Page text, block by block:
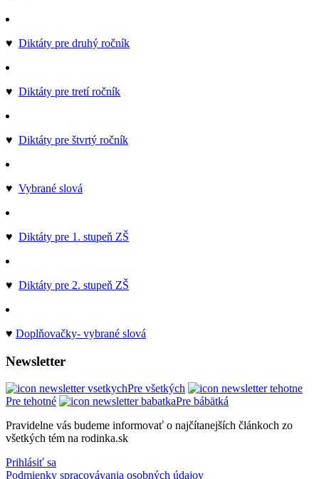
♥ Diktáty pre druhý ročník
♥ Diktáty pre tretí ročník
♥ Diktáty pre štvrtý ročník
♥ Vybrané slová
♥ Diktáty pre 1. stupeň ZŠ
♥ Diktáty pre 2. stupeň ZŠ
♥ Doplňovačky- vybrané slová
Newsletter
Pre všetkých
Pre tehotné
Pre bábätká
Pravidelne vás budeme informovať o najčítanejších článkoch zo
všetkých tém na rodinka.sk
Prihlásiť sa
Podmienky spracovávania osobných údajov